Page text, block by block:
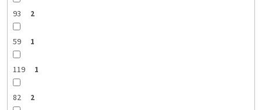
93 2
59 1
119 1
82 2